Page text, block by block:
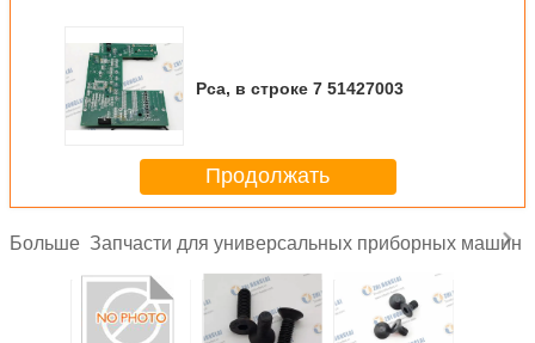
Pca, в строке 7 51427003
Продолжать
Больше Запчасти для универсальных приборных машин